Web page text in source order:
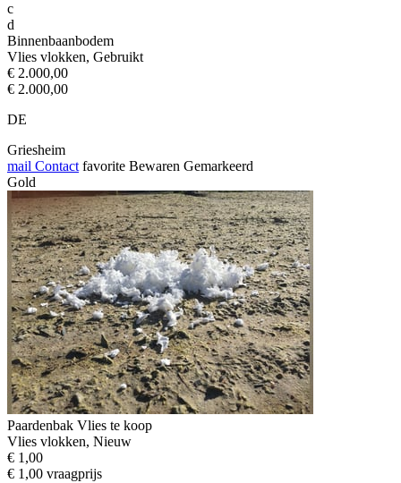
c
d
Binnenbaanbodem
Vlies vlokken, Gebruikt
€ 2.000,00
€ 2.000,00
DE
Griesheim
mail Contact favorite Bewaren Gemarkeerd
Gold
Paardenbak Vlies te koop
Vlies vlokken, Nieuw
€ 1,00
€ 1,00 vraagprijs